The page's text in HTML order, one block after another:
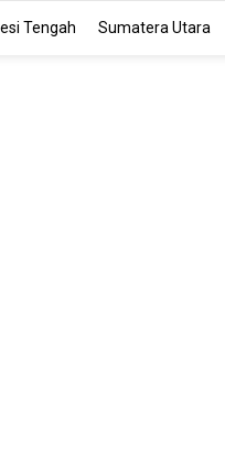
Tengah Sumatera Utara